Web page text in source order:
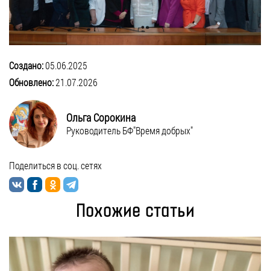
Создано:05.06.2025
Обновлено:21.07.2026
Ольга Сорокина
Руководитель БФ"Время добрых"
Поделиться в соц. сетях
Похожие статьи